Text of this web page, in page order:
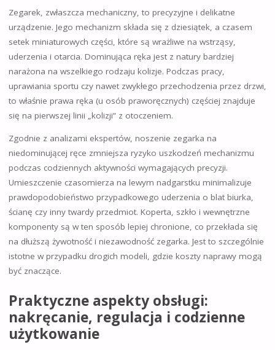
Zegarek, zwłaszcza mechaniczny, to precyzyjne i delikatne
urządzenie. Jego mechanizm składa się z dziesiątek, a czasem
setek miniaturowych części, które są wrażliwe na wstrząsy,
uderzenia i otarcia. Dominująca ręka jest z natury bardziej
narażona na wszelkiego rodzaju kolizje. Podczas pracy,
uprawiania sportu czy nawet zwykłego przechodzenia przez drzwi,
to właśnie prawa ręka (u osób praworęcznych) częściej znajduje
się na pierwszej linii „kolizji” z otoczeniem.
Zgodnie z analizami ekspertów, noszenie zegarka na
niedominującej ręce zmniejsza ryzyko uszkodzeń mechanizmu
podczas codziennych aktywności wymagających precyzji.
Umieszczenie czasomierza na lewym nadgarstku minimalizuje
prawdopodobieństwo przypadkowego uderzenia o blat biurka,
ścianę czy inny twardy przedmiot. Koperta, szkło i wewnętrzne
komponenty są w ten sposób lepiej chronione, co przekłada się
na dłuższą żywotność i niezawodność zegarka. Jest to szczególnie
istotne w przypadku drogich modeli, gdzie koszty naprawy mogą
być znaczące.
Praktyczne aspekty obsługi:
nakręcanie, regulacja i codzienne
użytkowanie